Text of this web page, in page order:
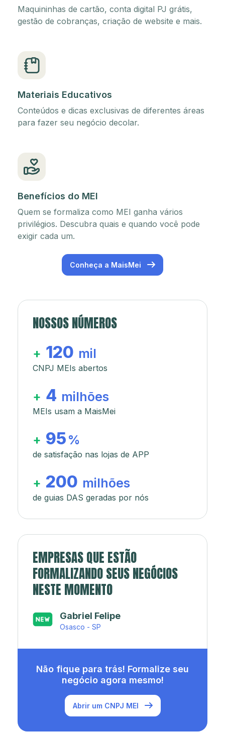
Maquininhas de cartão, conta digital PJ grátis,
gestão de cobranças, criação de website e mais.
Materiais Educativos
Conteúdos e dicas exclusivas de diferentes áreas
para fazer seu negócio decolar.
Benefícios do MEI
Quem se formaliza como MEI ganha vários
privilégios. Descubra quais e quando você pode
exigir cada um.
Conheça a MaisMei
NOSSOS NÚMEROS
+ 120 mil
CNPJ MEIs abertos
+ 4 milhões
MEIs usam a MaisMei
+ 95 %
de satisfação nas lojas de APP
+ 200 milhões
de guias DAS geradas por nós
EMPRESAS QUE ESTÃO
FORMALIZANDO SEUS NEGÓCIOS
NESTE MOMENTO
Japa’s açaí e sorveteria
Rio de Janeiro - RJ
Não fique para trás! Formalize seu
negócio agora mesmo!
Abrir um CNPJ MEI